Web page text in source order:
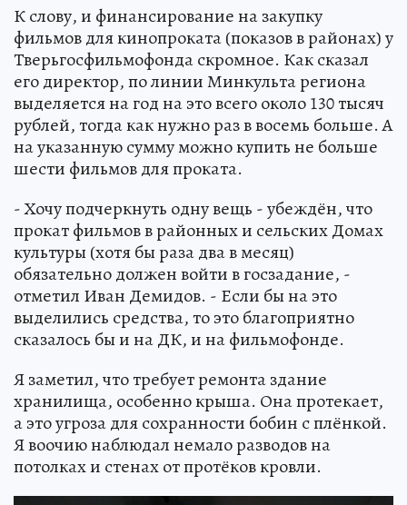
К слову, и финансирование на закупку
фильмов для кинопроката (показов в районах) у
Тверьгосфильмофонда скромное. Как сказал
его директор, по линии Минкульта региона
выделяется на год на это всего около 130 тысяч
рублей, тогда как нужно раз в восемь больше. А
на указанную сумму можно купить не больше
шести фильмов для проката.
- Хочу подчеркнуть одну вещь - убеждён, что
прокат фильмов в районных и сельских Домах
культуры (хотя бы раза два в месяц)
обязательно должен войти в госзадание, -
отметил Иван Демидов. - Если бы на это
выделились средства, то это благоприятно
сказалось бы и на ДК, и на фильмофонде.
Я заметил, что требует ремонта здание
хранилища, особенно крыша. Она протекает,
а это угроза для сохранности бобин с плёнкой.
Я воочию наблюдал немало разводов на
потолках и стенах от протёков кровли.